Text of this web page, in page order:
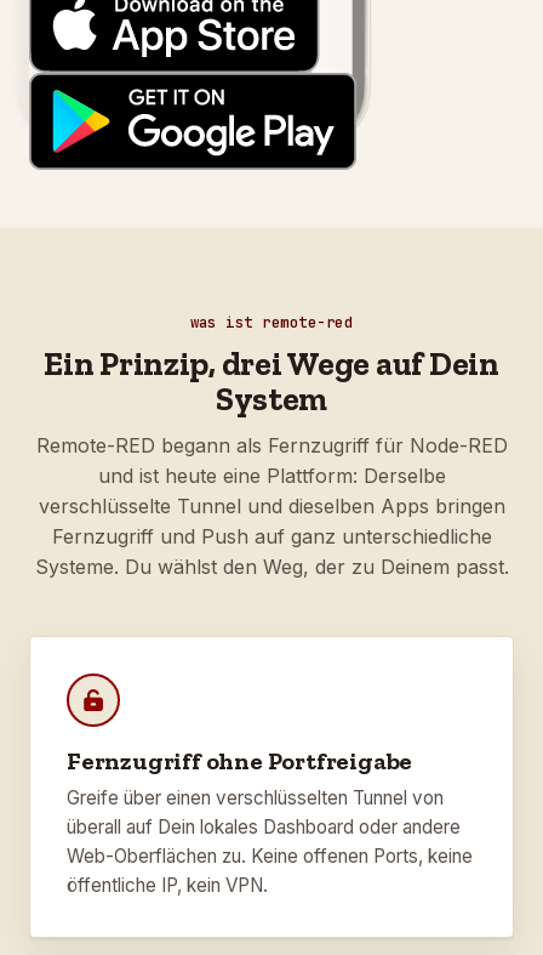
was ist remote-red
Ein Prinzip, drei Wege auf Dein
System
Remote-RED begann als Fernzugriff für Node-RED
und ist heute eine Plattform: Derselbe
verschlüsselte Tunnel und dieselben Apps bringen
Fernzugriff und Push auf ganz unterschiedliche
Systeme. Du wählst den Weg, der zu Deinem passt.
Fernzugriff ohne Portfreigabe
Greife über einen verschlüsselten Tunnel von
überall auf Dein lokales Dashboard oder andere
Web-Oberflächen zu. Keine offenen Ports, keine
öffentliche IP, kein VPN.